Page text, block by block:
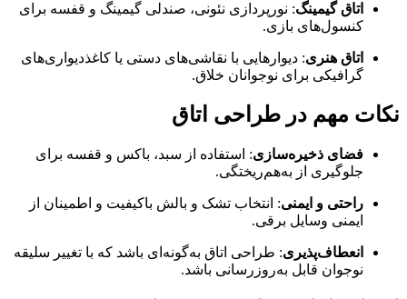
اتاق گیمینگ: نورپردازی نئونی، صندلی گیمینگ و قفسه برای
کنسول‌های بازی.
اتاق هنری: دیوارهایی با نقاشی‌های دستی یا کاغذدیواری‌های
گرافیکی برای نوجوانان خلاق.
نکات مهم در طراحی اتاق
فضای ذخیره‌سازی: استفاده از سبد، باکس و قفسه برای
جلوگیری از به‌هم‌ریختگی.
راحتی و ایمنی: انتخاب تشک و بالش باکیفیت و اطمینان از
ایمنی وسایل برقی.
انعطاف‌پذیری: طراحی اتاق به‌گونه‌ای باشد که با تغییر سلیقه
نوجوان قابل به‌روزرسانی باشد.